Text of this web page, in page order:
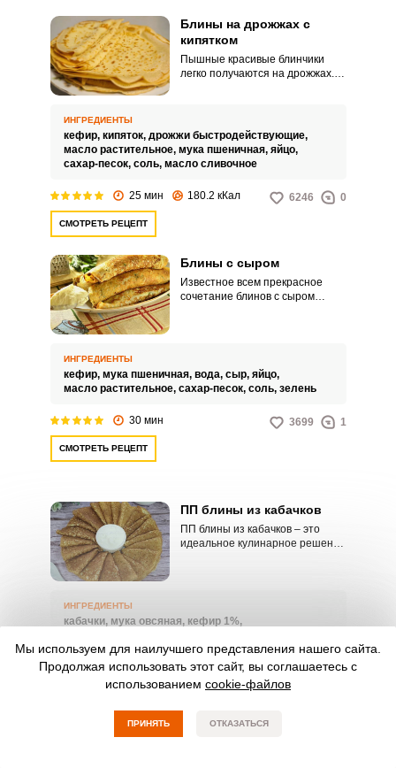
Блины на дрожжах с
кипятком
Пышные красивые блинчики
легко получаются на дрожжах.
сладким вареньем.
ИНГРЕДИЕНТЫ
кефир, кипяток, дрожжи быстродействующие,
масло растительное, мука пшеничная, яйцо,
сахар-песок, соль, масло сливочное
25 мин 180.2 кКал 6246 0
СМОТРЕТЬ РЕЦЕПТ
Блины с сыром
Известное всем прекрасное
сочетание блинов с сыром
не оставит равнодушным ни
одного члена вашей семьи.
ИНГРЕДИЕНТЫ
кефир, мука пшеничная, вода, сыр, яйцо,
масло растительное, сахар-песок, соль, зелень
30 мин 3699 1
СМОТРЕТЬ РЕЦЕПТ
ПП блины из кабачков
ПП блины из кабачков – это
идеальное кулинарное решение
и питательным, при этом не
имеет в своем составе ничего
ИНГРЕДИЕНТЫ
кабачки, мука овсяная, кефир 1%,
масло растительное
35 мин 1220
СМОТРЕТЬ РЕЦЕПТ
Мы используем для наилучшего представления нашего сайта.
Продолжая использовать этот сайт, вы соглашаетесь с
использованием cookie-файлов
ПРИНЯТЬ ОТКАЗАТЬСЯ